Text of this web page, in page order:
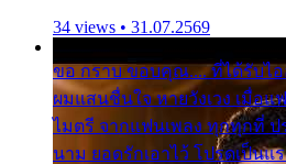
34 views • 31.07.2569
ขอ กราบ ขอบคุณ.... ที่ได้รับไ
ผมแสนชื่นใจ หายวังเวง เมื่อแ
ไมตรี จากแฟนเพลง ทุกทุกที่
นาม ยอดรักเอาไว้ โปรดเป็นแ